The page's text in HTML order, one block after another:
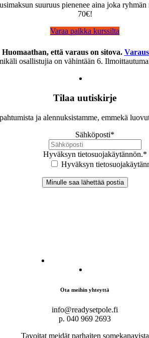
suuruus pienenee aina joka
70€!
Varaa paikka kurssilta
Huomaathan, että varaus on sitova.
osallistujia on vähintään 6.
Tilaa uutiskirje
ja alennuksistamme, emmekä
Sähköposti*
Hyväksyn tietosuojakäytännön.*
Hyväksyn
Ota meihin yhteyttä
info@readysetpole.fi
p. 040 969 2693
Tavoitat meidät parhaiten somekanavista